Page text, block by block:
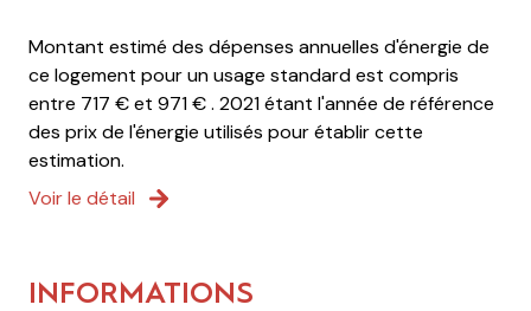
Montant estimé des dépenses annuelles d'énergie de
ce logement pour un usage standard est compris
entre 717 € et 971 € . 2021 étant l'année de référence
des prix de l'énergie utilisés pour établir cette
estimation.
Voir le détail
INFORMATIONS